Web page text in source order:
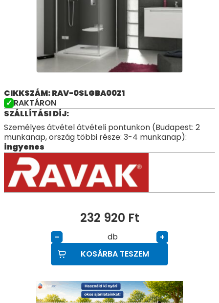
CIKKSZÁM: RAV-0SLGBA00Z1
RAKTÁRON
SZÁLLÍTÁSI DÍJ:
Személyes átvétel átvételi pontunkon (Budapest: 2
munkanap, ország többi része: 3-4 munkanap):
ingyenes
232 920 Ft
– db
+
KOSÁRBA TESZEM